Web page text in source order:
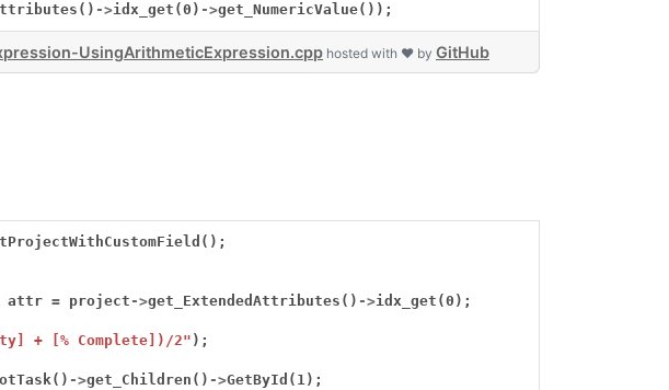
->idx_get(0) ->get_NumericValue());
UsingArithmeticExpression.cpp hosted with ❤ by GitHub
attr = project ->get_ExtendedAttributes() ->idx_get(0);
+ [% Complete])/2" );
->get_Children() ->GetById(1);